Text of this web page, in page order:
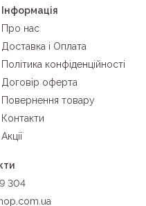
Інформація
Про нас
Доставка і Оплата
Політика конфіденційності
Договір оферта
Повернення товару
Контакти
Акції
304